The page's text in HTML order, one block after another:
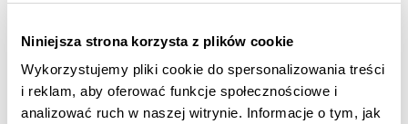
Niniejsza strona korzysta z plików cookie
Wykorzystujemy pliki cookie do spersonalizowania treści
i reklam, aby oferować funkcje społecznościowe i
analizować ruch w naszej witrynie. Informacje o tym, jak